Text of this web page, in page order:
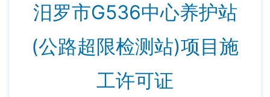
汨罗市G536中心养护站
(公路超限检测站)项目施
工许可证